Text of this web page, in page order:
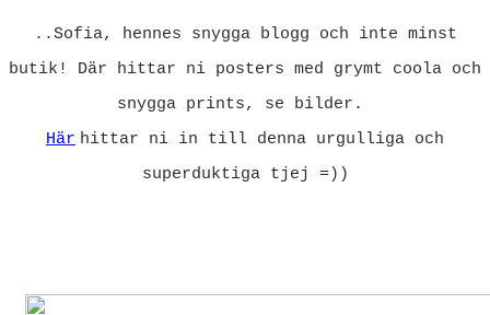
..Sofia, hennes snygga blogg och inte minst
butik! Där hittar ni posters med grymt coola och
snygga prints, se bilder.
Här hittar ni in till denna urgulliga och
superduktiga tjej =))